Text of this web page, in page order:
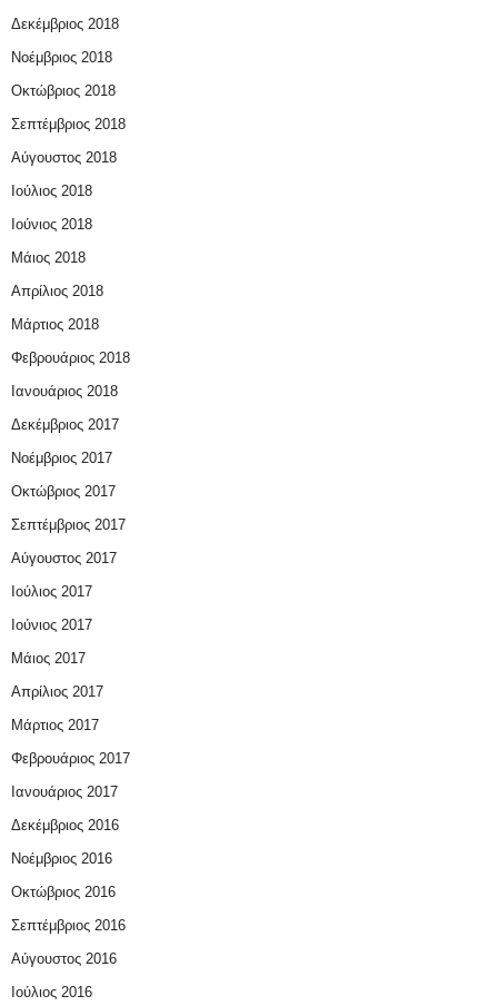
Δεκέμβριος 2018
Νοέμβριος 2018
Οκτώβριος 2018
Σεπτέμβριος 2018
Αύγουστος 2018
Ιούλιος 2018
Ιούνιος 2018
Μάιος 2018
Απρίλιος 2018
Μάρτιος 2018
Φεβρουάριος 2018
Ιανουάριος 2018
Δεκέμβριος 2017
Νοέμβριος 2017
Οκτώβριος 2017
Σεπτέμβριος 2017
Αύγουστος 2017
Ιούλιος 2017
Ιούνιος 2017
Μάιος 2017
Απρίλιος 2017
Μάρτιος 2017
Φεβρουάριος 2017
Ιανουάριος 2017
Δεκέμβριος 2016
Νοέμβριος 2016
Οκτώβριος 2016
Σεπτέμβριος 2016
Αύγουστος 2016
Ιούλιος 2016